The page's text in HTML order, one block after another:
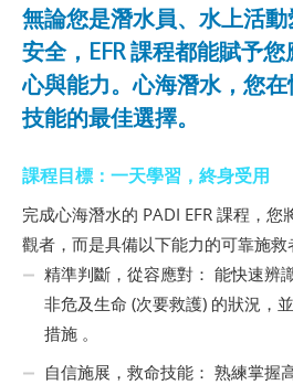
無論您是潛水員、水上活
安全，EFR 課程都能賦予
心與能力。心海潛水，您
技能的最佳選擇。
課程目標：一天學習，終身受用
完成心海潛水的 PADI EFR 課程，
觀者，而是具備以下能力的可靠施救
精準判斷，從容應對： 能快速辨
非危及生命 (次要救護) 的狀況，
措施 。
自信施展，救命技能： 熟練掌握